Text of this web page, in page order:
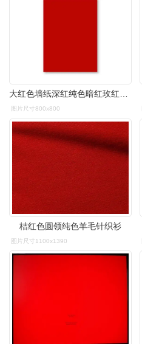
图片尺寸800x800
桔红色圆领纯色羊毛针织衫
图片尺寸1100x1390